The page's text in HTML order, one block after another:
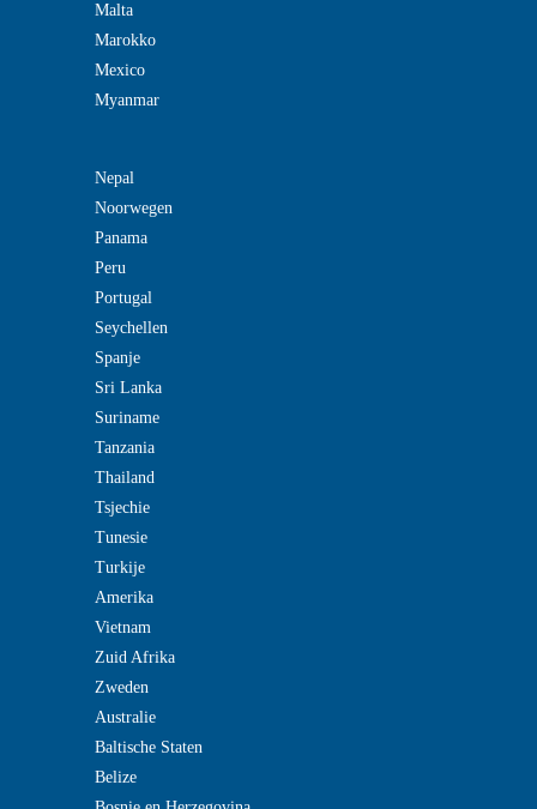
Malta
Marokko
Mexico
Myanmar
Nepal
Noorwegen
Panama
Peru
Portugal
Seychellen
Spanje
Sri Lanka
Suriname
Tanzania
Thailand
Tsjechie
Tunesie
Turkije
Amerika
Vietnam
Zuid Afrika
Zweden
Australie
Baltische Staten
Belize